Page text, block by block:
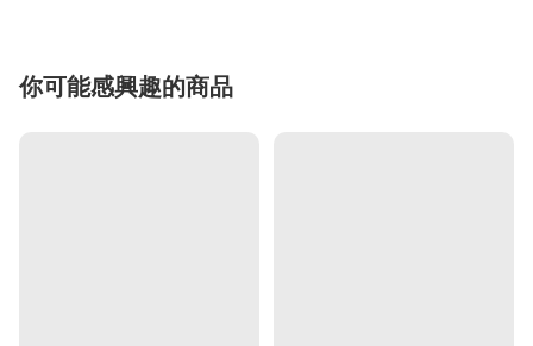
你可能感興趣的商品